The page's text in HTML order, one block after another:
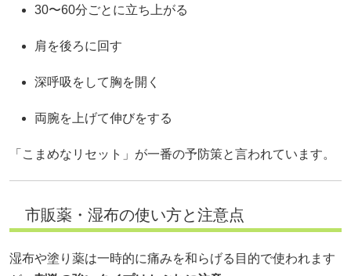
30〜60分ごとに立ち上がる
肩を後ろに回す
深呼吸をして胸を開く
両腕を上げて伸びをする
「こまめなリセット」が一番の予防策と言われています。
市販薬・湿布の使い方と注意点
湿布や塗り薬は一時的に痛みを和らげる目的で使われます